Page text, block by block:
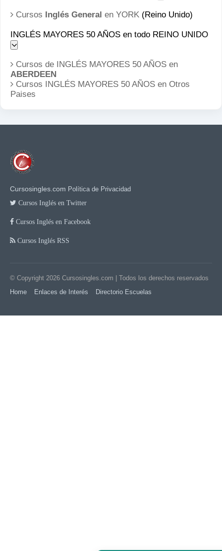
Cursos Inglés General en YORK (Reino Unido)
INGLÉS MAYORES 50 AÑOS en todo REINO UNIDO
Cursos de INGLÉS MAYORES 50 AÑOS en
ABERDEEN
Cursos INGLÉS MAYORES 50 AÑOS en Otros
Paises
Cursosingles.com Política de Privacidad
Cursos Inglés en Twitter
Cursos Inglés en Facebook
Cursos Inglés RSS
© Copyright 2026 Cursosingles.com | Todos los derechos reservados
Home
Enlaces de Interés Directorio Escuelas